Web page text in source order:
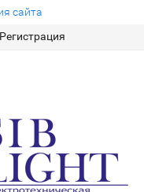
сайта
Регистрация